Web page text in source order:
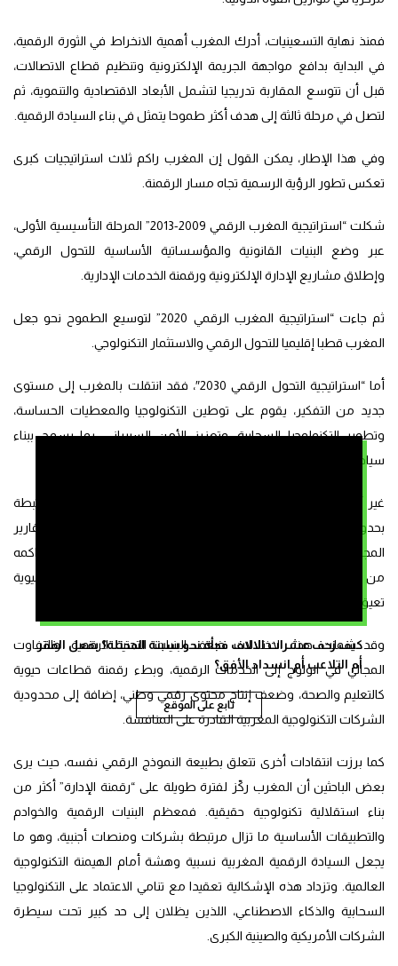
كيف زحف عشرات الالاف فجأة نحو سبتة المحتلة؟ بفعل الفقر
أم التلاعب أم انسداد الأفق؟
تابع على الموقع
فمنذ نهاية التسعينيات، أدرك المغرب أهمية الانخراط في الثورة الرقمية،
في البداية بدافع مواجهة الجريمة الإلكترونية وتنظيم قطاع الاتصالات،
قبل أن تتوسع المقاربة تدريجيا لتشمل الأبعاد الاقتصادية والتنموية، ثم
لتصل في مرحلة ثالثة إلى هدف أكثر طموحا يتمثل في بناء السيادة الرقمية.
وفي هذا الإطار، يمكن القول إن المغرب راكم ثلاث استراتيجيات كبرى
تعكس تطور الرؤية الرسمية تجاه مسار الرقمنة.
شكلت “استراتيجية المغرب الرقمي 2009-2013” المرحلة التأسيسية الأولى،
عبر وضع البنيات القانونية والمؤسساتية الأساسية للتحول الرقمي،
وإطلاق مشاريع الإدارة الإلكترونية ورقمنة الخدمات الإدارية.
ثم جاءت “استراتيجية المغرب الرقمي 2020” لتوسيع الطموح نحو جعل
المغرب قطبا إقليميا للتحول الرقمي والاستثمار التكنولوجي.
أما “استراتيجية التحول الرقمي 2030″، فقد انتقلت بالمغرب إلى مستوى
جديد من التفكير، يقوم على توطين التكنولوجيا والمعطيات الحساسة،
وتطوير التكنولوجيا السحابية، وتعزيز الأمن السيبراني، بما يسمح ببناء
سيادة رقمية وطنية.
غير أن هذا المسار لم يكن معزولا عن النقاشات والانتقادات المرتبطة
بحدود التحول الرقمي المغربي. فعدد من التقارير الرسمية، خاصة تقارير
المجلس الاقتصادي والاجتماعي والبيئي، أكدت أن المغرب، رغم ما راكمه
من قوانين ومؤسسات واستراتيجيات، ما يزال يعاني من اختلالات بنيوية
تعيق انتقاله إلى فاعل رقمي إقليمي فعلي.
وقد شملت هذه الاختلالات ضعف البنيات التحتية الرقمية، والتفاوت
المجالي في الولوج إلى الخدمات الرقمية، وبطء رقمنة قطاعات حيوية
كالتعليم والصحة، وضعف إنتاج محتوى رقمي وطني، إضافة إلى محدودية
الشركات التكنولوجية المغربية القادرة على المنافسة.
كما برزت انتقادات أخرى تتعلق بطبيعة النموذج الرقمي نفسه، حيث يرى
بعض الباحثين أن المغرب ركّز لفترة طويلة على “رقمنة الإدارة” أكثر من
بناء استقلالية تكنولوجية حقيقية. فمعظم البنيات الرقمية والخوادم
والتطبيقات الأساسية ما تزال مرتبطة بشركات ومنصات أجنبية، وهو ما
يجعل السيادة الرقمية المغربية نسبية وهشة أمام الهيمنة التكنولوجية
العالمية. وتزداد هذه الإشكالية تعقيدا مع تنامي الاعتماد على التكنولوجيا
السحابية والذكاء الاصطناعي، اللذين يظلان إلى حد كبير تحت سيطرة
الشركات الأمريكية والصينية الكبرى.